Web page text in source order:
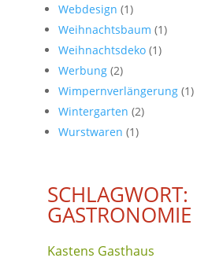
Webdesign (1)
Weihnachtsbaum (1)
Weihnachtsdeko (1)
Werbung (2)
Wimpernverlängerung (1)
Wintergarten (2)
Wurstwaren (1)
SCHLAGWORT:
GASTRONOMIE
Kastens Gasthaus